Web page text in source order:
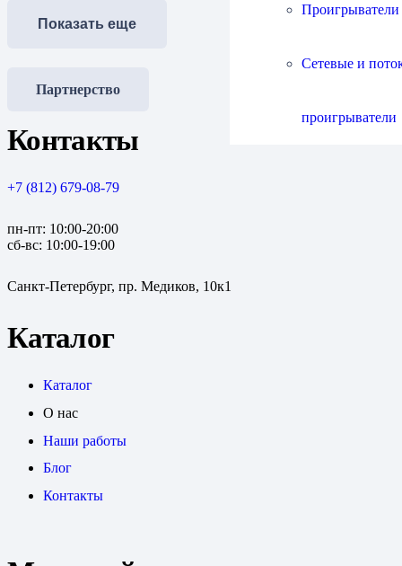
Сетевые и
проигрыватели
Показать еще
Партнерство
Контакты
+7 (812) 679-08-79
пн-пт: 10:00-20:00
сб-вс: 10:00-19:00
Санкт-Петербург, пр. Медиков, 10к1
Каталог
Каталог
О нас
Наши работы
Блог
Контакты